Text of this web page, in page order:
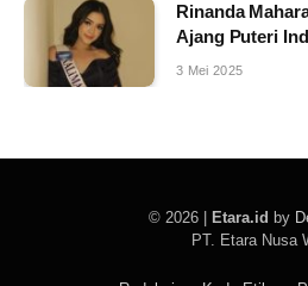
Rinanda
Ajang Puteri
3 Mei 2025
© 2026 | Etara.id by
PT. Etara Nusa